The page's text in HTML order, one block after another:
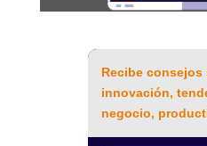
Recibe consejos
innovación,
negocio,